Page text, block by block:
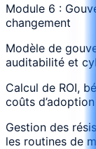
Module 6 :
changement
Modèle de
auditabilité et
Calcul de ROI,
coûts d’adoption
Gestion des
les routines de